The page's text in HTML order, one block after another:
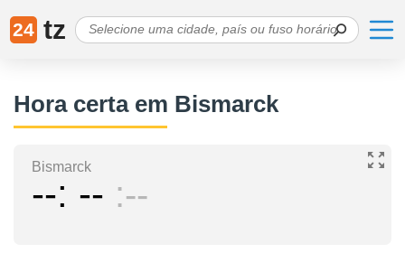
24 tz
Hora certa em Bismarck
Bismarck
-- -- --